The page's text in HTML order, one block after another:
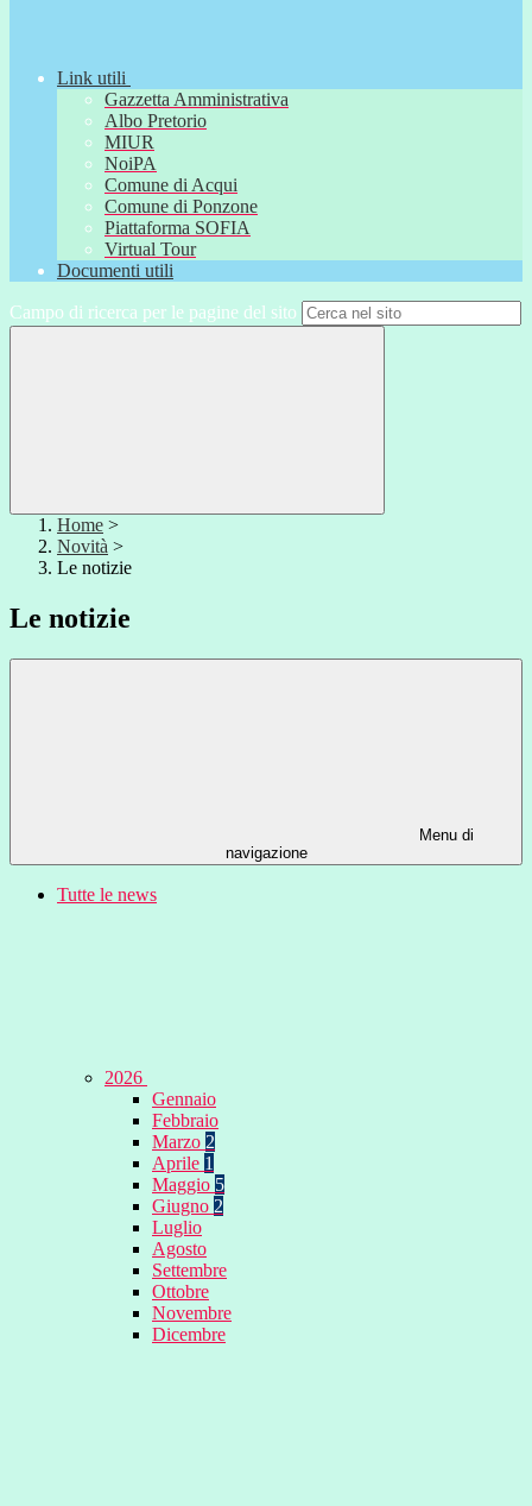
Link utili
Gazzetta Amministrativa
Albo Pretorio
MIUR
NoiPA
Comune di Acqui
Comune di Ponzone
Piattaforma SOFIA
Virtual Tour
Documenti utili
Campo di ricerca per le pagine del sito
Home >
Novità >
Le notizie
Le notizie
Menu di
navigazione
Tutte le news
2026
Gennaio
Febbraio
Marzo 2
Aprile 1
Maggio 5
Giugno 2
Luglio
Agosto
Settembre
Ottobre
Novembre
Dicembre